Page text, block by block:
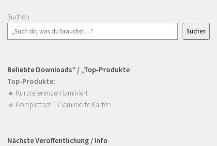
Suchen
Suchen
Beliebte Downloads“ / „Top-Produkte
Top-Produkte:
🔹 Kurzreferenzen laminiert
🔹 Komplettset: 17 laminierte Karten
Nächste Veröffentlichung / Info